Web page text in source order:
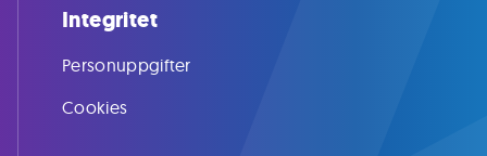
Integritet
Personuppgifter
Cookies